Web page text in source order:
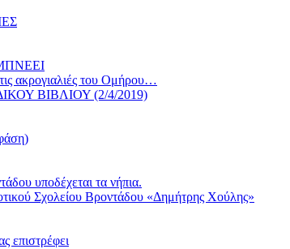
ακρογιαλιές του Ομήρου…
ΒΙΒΛΙΟΥ (2/4/2019)
υποδέχεται τα νήπια.
Σχολείου Βροντάδου «Δημήτρης Χούλης»
επιστρέφει